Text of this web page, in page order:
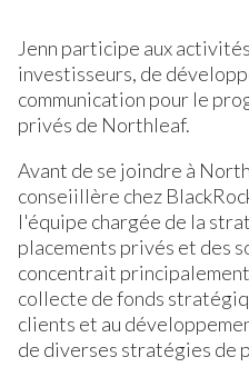
Jenn participe aux
investisseurs, de
communication pour le
privés de Northleaf.
Avant de se joindre à
conseiillère chez
l'équipe chargée de la
placements privés et des
concentrait
collecte de fonds
clients et au
de diverses stratégies de